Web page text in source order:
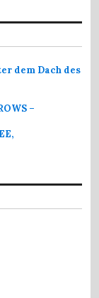
dem Dach des
–